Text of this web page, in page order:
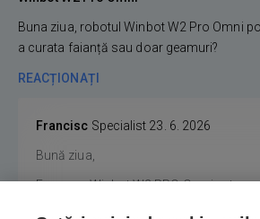
Buna ziua, robotul Winbot W2 Pro Omni
a curata faianță sau doar geamuri?
REACȚIONAȚI
Francisc Specialist 23. 6. 2026
Bună ziua,
Ecovacs Winbot W2 PRO Omni este